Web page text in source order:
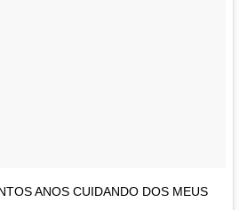
ANOS CUIDANDO DOS MEUS